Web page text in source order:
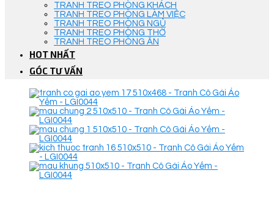
TRANH TREO PHÒNG KHÁCH
TRANH TREO PHÒNG LÀM VIỆC
TRANH TREO PHÒNG NGỦ
TRANH TREO PHÒNG THỜ
TRANH TREO PHÒNG ĂN
HOT NHẤT
GÓC TƯ VẤN